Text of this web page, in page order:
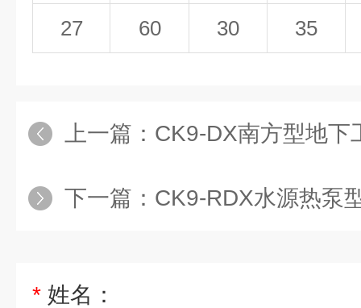
27 60 30 35
上一篇： CK9-DX南方型地下工
下一篇： CK9-RDX水源热泵型
* 姓名：